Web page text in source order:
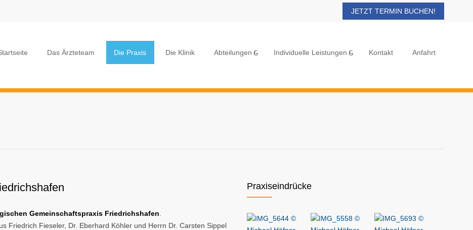
JETZT TERMIN BUCHEN!
Das Ärzteteam Die Praxis Die Klinik Abteilungen Individuelle Leistungen Kontakt Anfahrt
Gemeinschaftspraxis Friedrichshafen
Friedrich Fieseler, Dr. Eberhard Köhler und Herrn Dr. Carsten Sippel
Praxiseindrücke